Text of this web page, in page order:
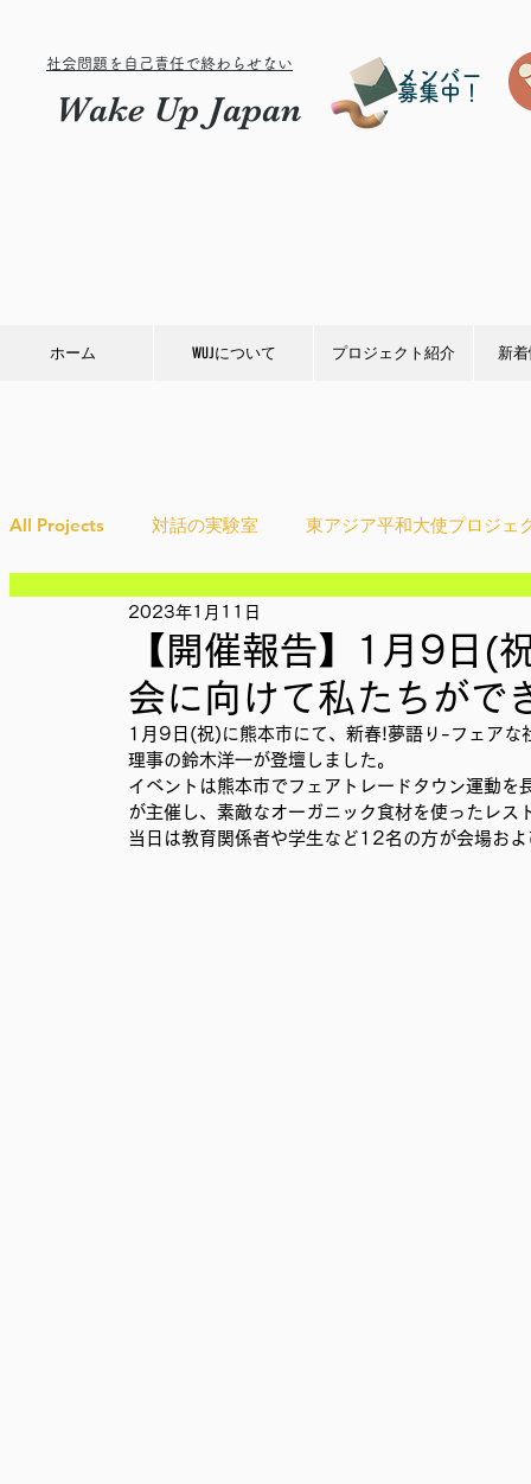
社会問題を自己責任で終わらせない
Wake Up Japan
メンバー
募集中！
ホーム WUJについて プロジェクト紹介 新
All Projects 対話の実験室 東アジア平和大使プロジェ
Ethical＆Sustainably
IMPACT Japan studytour YouthCan
かなさうちなー セルフケアプロジェクト 教材開
【開催報告】1月9日(
会に向けて私たちがで
2023年1月11日
1月9日(祝)に熊本市にて、新春!夢語り-フェア
理事の鈴木洋一が登壇しました。
イベントは熊本市でフェアトレードタウン運動
が主催し、素敵なオーガニック食材を使ったレス
当日は教育関係者や学生など12名の方が会場お